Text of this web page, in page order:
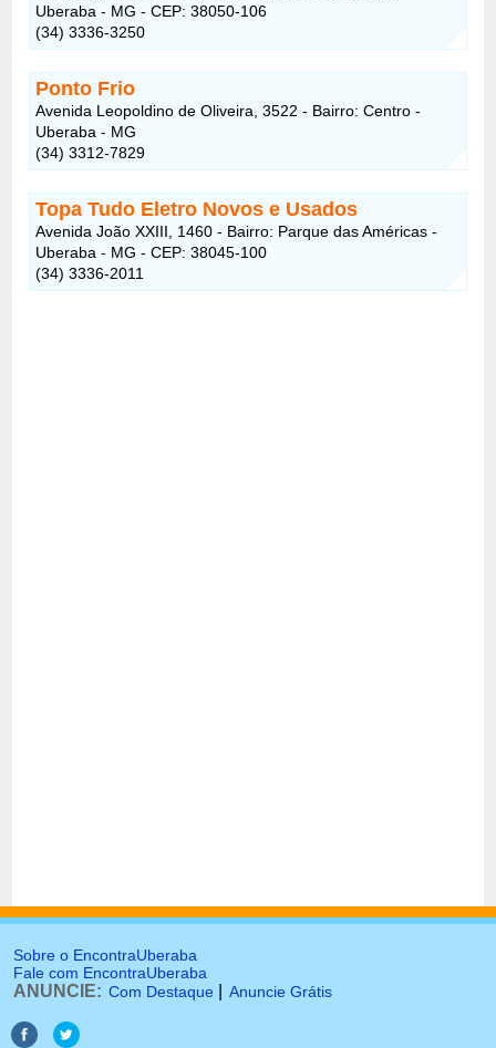
Uberaba - MG - CEP: 38050-106
(34) 3336-3250
Ponto Frio
Avenida Leopoldino de Oliveira, 3522 - Bairro: Centro -
Uberaba - MG
(34) 3312-7829
Topa Tudo Eletro Novos e Usados
Avenida João XXIII, 1460 - Bairro: Parque das Américas -
Uberaba - MG - CEP: 38045-100
(34) 3336-2011
Sobre o EncontraUberaba
Fale com EncontraUberaba
ANUNCIE: Com Destaque Anuncie Grátis